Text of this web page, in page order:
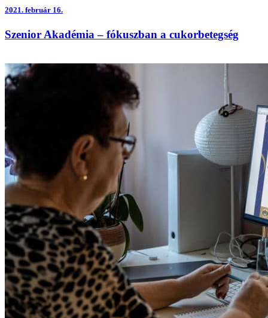
2021. február 16.
Szenior Akadémia – fókuszban a cukorbetegség